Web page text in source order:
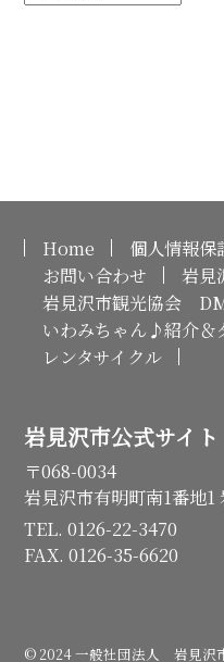
Home 個人情報保
お問い合わせ
岩見
岩見沢市観光協会
いわみちゃん♪紹介＆
レンタサイクル
岩見沢市公式サイト
〒068-0034
岩見沢市有明町南1番地
TEL. 0126-22-3470
FAX. 0126-35-6620
© 2024 一般社団法人 岩見沢